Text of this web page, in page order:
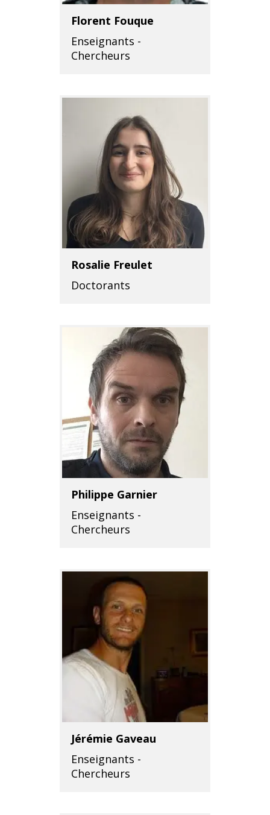
Florent Fouque
Enseignants -
Chercheurs
Rosalie Freulet
Doctorants
Philippe Garnier
Enseignants -
Chercheurs
Jérémie Gaveau
Enseignants -
Chercheurs